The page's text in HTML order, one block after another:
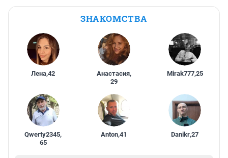
ЗНАКОМСТВА
Лена,42 Анастасия,
29
Mirak777,25
Qwerty2345,
65
Anton,41 Danikr,27